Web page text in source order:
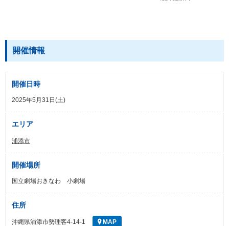
開催情報
開催日時
2025年5月31日(土)
エリア
浦添市
開催場所
国立劇場おきなわ 小劇場
住所
沖縄県浦添市勢理客4-14-1 MAP